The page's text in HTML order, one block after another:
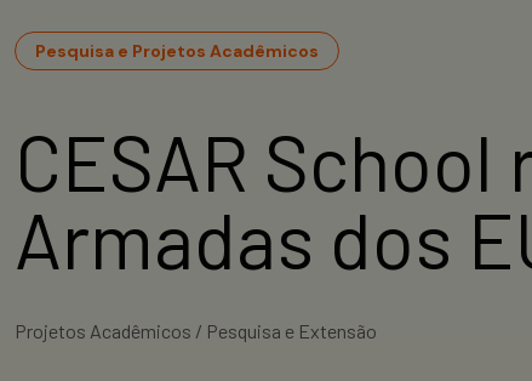
Pesquisa e Projetos Acadêmicos
CESAR
Armadas dos
Projetos Acadêmicos / Pesquisa e Extensão